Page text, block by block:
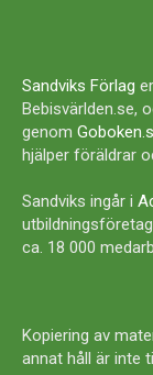
Sandviks Förlag
Bebisvärlden.se,
genom
hjälper föräldrar
Sandviks ingår i
ca. 18 000
Kopiering av
annat håll är inte